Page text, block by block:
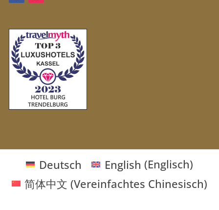
Deutsch English (Englisch)
简体中文 (Vereinfachtes Chinesisch)